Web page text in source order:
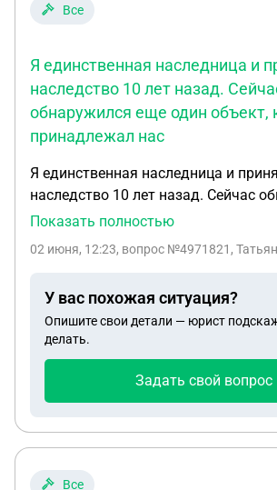
Все
Я единственная наследница и
наследство 10 лет назад.
обнаружился еще один объект,
принадлежал нас
Я единственная наследница и
наследство 10 лет назад. Сейчас
еще один объект, который
другом городе. Сам объект
который открыл наследственное
можно обратиться к местному
получением доволнительного
Показать полностью
02 июня, 12:23, вопрос №4971821,
У вас похожая ситуация?
Опишите свои детали — юрист
делать.
Задать свой вопрос
Все